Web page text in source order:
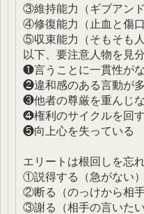
③維持能力（ギブアン
④修復能力（止血と傷口
⑤収束能力（そもそも
以下、要注意人物を見
❶言うことに一貫性が
❷違和感のある言動が
❸他者の尊厳を重んじ
❹権利のサイクルを回
❺向上心を失っている
エリートは根回しを忘れ
①説得する（急がない）
②断る（のっけから相
③謝る（相手の言いた